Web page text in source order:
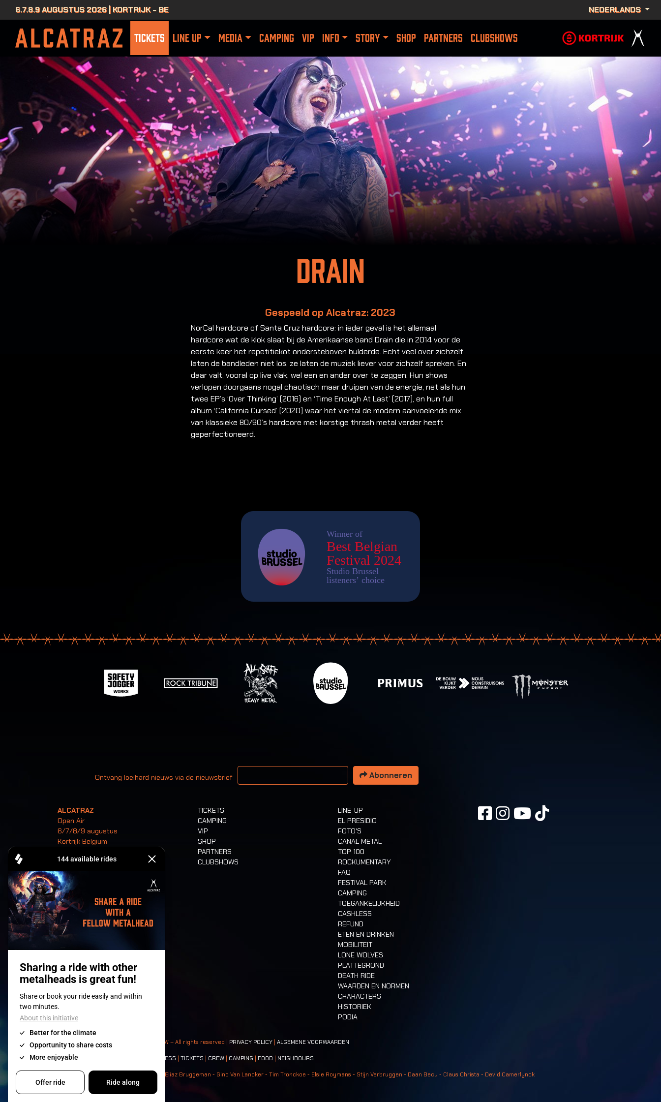
6.7.8.9 AUGUSTUS 2026 | KORTRIJK - BE NEDERLANDS
TICKETS LINE UP MEDIA CAMPING VIP INFO STORY SHOP PARTNERS CLUBSHOWS
Drain
Gespeeld op Alcatraz: 2023
NorCal hardcore of Santa Cruz hardcore: in ieder geval is het allemaal
hardcore wat de klok slaat bij de Amerikaanse band Drain die in 2014 voor de
eerste keer het repetitiekot ondersteboven bulderde. Echt veel over zichzelf
laten de bandleden niet los, ze laten de muziek liever voor zichzelf spreken. En
daar valt, vooral op live vlak, wel een en ander over te zeggen. Hun shows
verlopen doorgaans nogal chaotisch maar druipen van de energie, net als hun
twee EP’s ‘Over Thinking’ (2016) en ‘Time Enough At Last’ (2017), en hun full
album ‘California Cursed’ (2020) waar het viertal de modern aanvoelende mix
van klassieke 80/90’s hardcore met korstige thrash metal verder heeft
geperfectioneerd.
Ontvang loeihard nieuws via de nieuwsbrief
Uw email adres
Abonneren
ALCATRAZ
Open Air
6/7/8/9 augustus
Kortrijk Belgium
Tickets
TICKETS
CAMPING
VIP
SHOP
PARTNERS
CLUBSHOWS
LINE-UP
EL PRESIDIO
FOTO'S
CANAL METAL
TOP 100
ROCKUMENTARY
FAQ
FESTIVAL PARK
CAMPING
TOEGANKELIJKHEID
CASHLESS
REFUND
ETEN EN DRINKEN
MOBILITEIT
LONE WOLVES
PLATTEGROND
DEATH RIDE
WAARDEN EN NORMEN
CHARACTERS
HISTORIEK
PODIA
© 2008-2026 - Apache Productions VZW – All rights reserved | PRIVACY POLICY ALGEMENE VOORWAARDEN
Contact: PRESS TICKETS CREW CAMPING FOOD NEIGHBOURS
Photos: Ann Kermans - Hans Van Hoof - Eliaz Bruggeman - Gino Van Lancker - Tim Tronckoe - Elsie Roymans - Stijn Verbruggen - Daan Becu - Claus Christa - Devid Camerlynck